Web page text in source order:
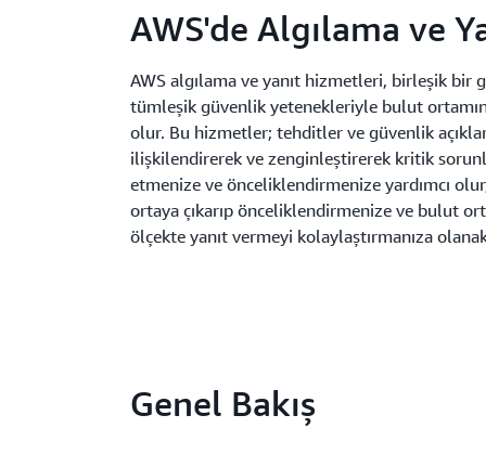
AWS'de Algılama ve
AWS algılama ve yanıt hizmetleri, birleşik bir
tümleşik güvenlik yetenekleriyle bulut
olur. Bu hizmetler; tehditler ve güvenlik
ilişkilendirerek ve zenginleştirerek kritik
etmenize ve önceliklendirmenize yardımcı
ortaya çıkarıp önceliklendirmenize ve bulut
ölçekte yanıt vermeyi kolaylaştırmanıza
Genel Bakış